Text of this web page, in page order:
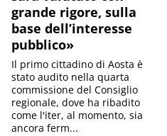
grande rigore, sulla
base dell’interesse
pubblico»
Il primo cittadino di Aosta è
stato audito nella quarta
commissione del Consiglio
regionale, dove ha ribadito
come l'iter, al momento, sia
ancora ferm...